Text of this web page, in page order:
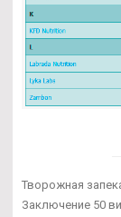
Творожная
Заключение 50